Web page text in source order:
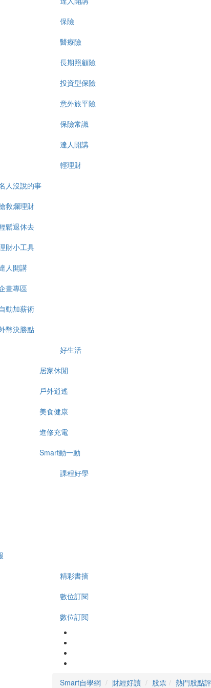
保險
醫療險
長期照顧險
投資型保險
意外旅平險
保險常識
達人開講
輕理財
人沒說的事
救爛理財
鬆退休去
財小工具
人開講
畫專區
動加薪術
幣決勝點
好生活
居家休閒
戶外逍遙
美食健康
進修充電
Smart動一動
課程好學
精彩書摘
數位訂閱
數位訂閱
Smart自學網 財經好讀 股票 熱門股點評